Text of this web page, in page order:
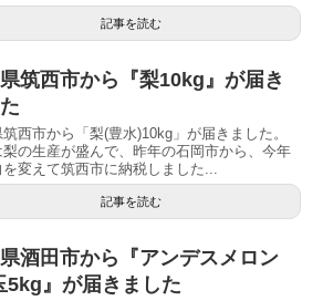
記事を読む
筑西市から『梨10kg』が届き
西市から「梨(豊水)10kg」が届きました。
梨の生産が盛んで、昨年の石岡市から、今年
変えて筑西市に納税しました...
記事を読む
酒田市から『アンデスメロン
5kg』が届きました